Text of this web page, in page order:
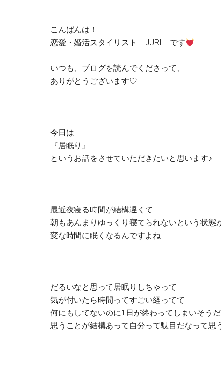
こんばんは！
恋愛・婚活スタイリスト JURI です
いつも、ブログを読んでくださって、
ありがとうございます♡
今日は
『居眠り』
というお話をさせていただきたいと思います♪
最近夜寝る時間が結構遅くて
朝もあんまりゆっくり寝てられないという状態
変な時間に眠くなるんですよね
だるいなと思って居眠りしちゃって
気が付いたら時間ってすごい経ってて
何にもしてないのに1日が終わってしまいそう
思うことが結構あって自分って駄目だなって思